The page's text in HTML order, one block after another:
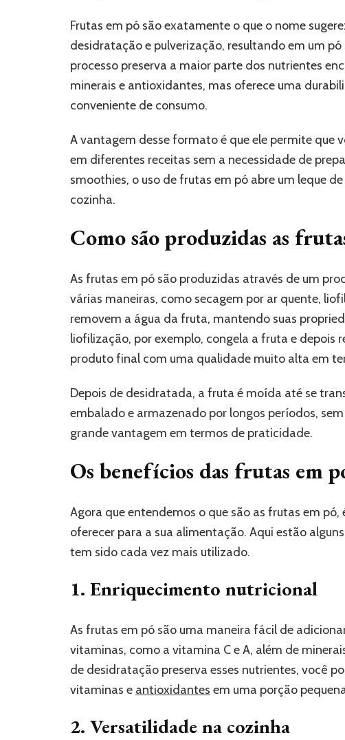
Frutas em pó são exatamente o que o nome
desidratação e pulverização, resultando em um
processo preserva a maior parte dos nutrientes
minerais e antioxidantes, mas oferece uma
conveniente de consumo.
A vantagem desse formato é que ele permite que
em diferentes receitas sem a necessidade de
smoothies, o uso de frutas em pó abre um leque
cozinha.
Como são produzidas as
As frutas em pó são produzidas através de um
várias maneiras, como secagem por ar quente,
removem a água da fruta, mantendo suas
liofilização, por exemplo, congela a fruta e depois
produto final com uma qualidade muito alta em
Depois de desidratada, a fruta é moída até se
embalado e armazenado por longos períodos,
grande vantagem em termos de praticidade.
Os benefícios das frutas em
Agora que entendemos o que são as frutas em
oferecer para a sua alimentação. Aqui estão
tem sido cada vez mais utilizado.
1. Enriquecimento nutricional
As frutas em pó são uma maneira fácil de
vitaminas, como a vitamina C e A, além de
de desidratação preserva esses nutrientes, você
vitaminas e antioxidantes em uma porção
2. Versatilidade na cozinha